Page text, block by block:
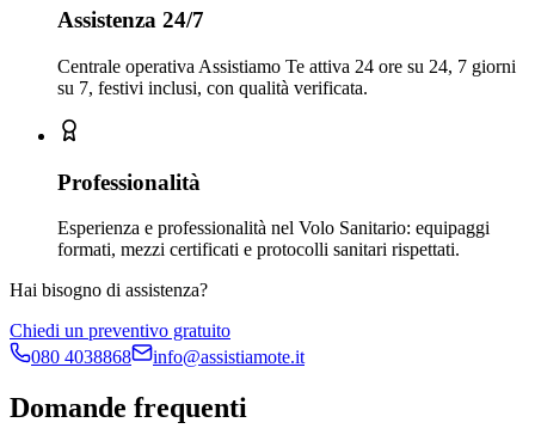
Assistenza 24/7
Centrale operativa Assistiamo Te attiva 24 ore su 24, 7 giorni
su 7, festivi inclusi, con qualità verificata.
Professionalità
Esperienza e professionalità nel Volo Sanitario: equipaggi
formati, mezzi certificati e protocolli sanitari rispettati.
Hai bisogno di assistenza?
Chiedi un preventivo gratuito
080 4038868
info@assistiamote.it
Domande frequenti